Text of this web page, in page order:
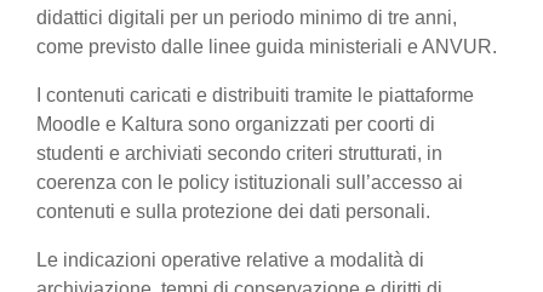
didattici digitali per un periodo minimo di tre anni,
come previsto dalle linee guida ministeriali e ANVUR.
I contenuti caricati e distribuiti tramite le piattaforme
Moodle e Kaltura sono organizzati per coorti di
studenti e archiviati secondo criteri strutturati, in
coerenza con le policy istituzionali sull’accesso ai
contenuti e sulla protezione dei dati personali.
Le indicazioni operative relative a modalità di